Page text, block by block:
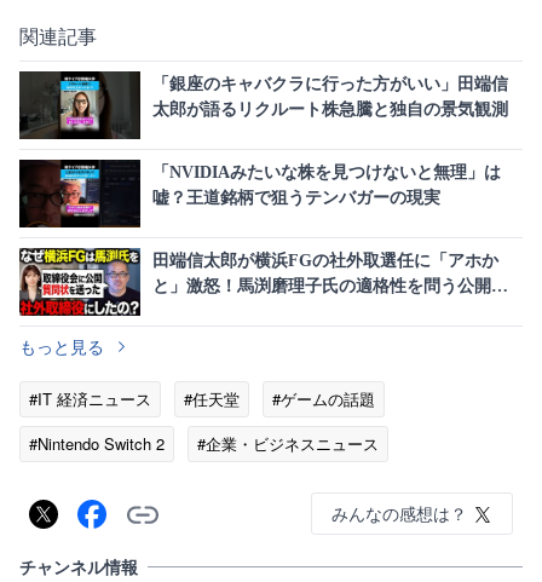
関連記事
「銀座のキャバクラに行った方がいい」田端信
太郎が語るリクルート株急騰と独自の景気観測
「NVIDIAみたいな株を見つけないと無理」は
嘘？王道銘柄で狙うテンバガーの現実
田端信太郎が横浜FGの社外取選任に「アホか
と」激怒！馬渕磨理子氏の適格性を問う公開質
もっと見る
#IT 経済ニュース #任天堂
#ゲームの話題
#Nintendo Switch 2
#企業・ビジネスニュース
みんなの感想は？
チャンネル情報